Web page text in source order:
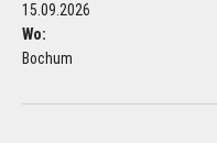
15.09.2026
Wo:
Bochum